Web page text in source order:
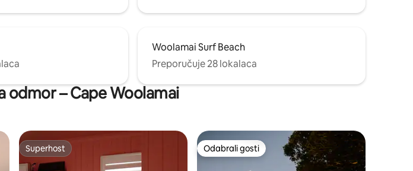
Woolamai Surf Beach
Preporučuje 28 lokalaca
odmor – Cape Woolamai
gosti”
Superhost
Superhost Odabrali gosti
Odabrali gosti